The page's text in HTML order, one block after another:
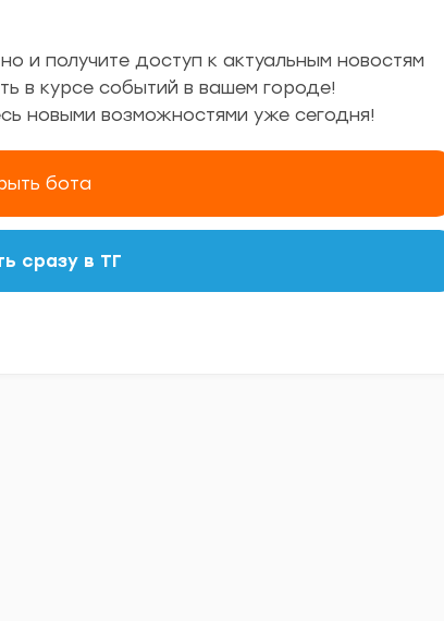
и получите доступ к актуальным новостям
в курсе событий в вашем городе!
новыми возможностями уже сегодня!
бота
сразу в ТГ